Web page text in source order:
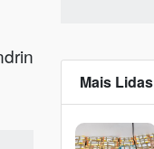
Mais Lidas